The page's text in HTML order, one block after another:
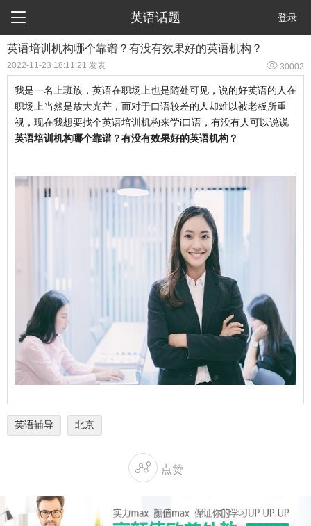
 英语话题 登录
英语培训机构哪个靠谱？有没有效果好的英语机构？
2022-11-23 18:11:21 发表  30002
我是一名上班族，英语在职场上也是随处可见，说的好英语的人在
职场上当然是放大光芒，而对于口语较差的人却难以被老板所重
视，现在我想要找个英语培训机构来学i口语，有没有人可以说说
英语培训机构哪个靠谱？有没有效果好的英语机构？
英语辅导 北京
 点赞